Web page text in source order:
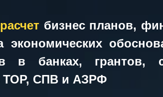
грантов, субсидий,
СПВ и АЗРФ